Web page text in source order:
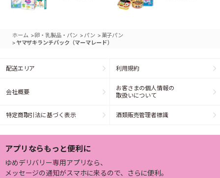
ホーム >卵・乳製品・パン > パン >菓子パン
>ヤマザキランチパック（マーマレード）
配送エリア 利用規約
会社概要
お客さまの個人情報の
取扱いについて
特定商取引法に基づく表示 酒類販売管理者標識
アプリならもっと便利に
ゆめデリバリー専用アプリなら、
メッセージの通知がスマホに来るので、さらに便利。